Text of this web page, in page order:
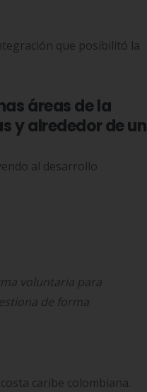
que posibilitó la
áreas de la
y alrededor de un
al desarrollo
voluntaria para
de forma
caribe colombiana.